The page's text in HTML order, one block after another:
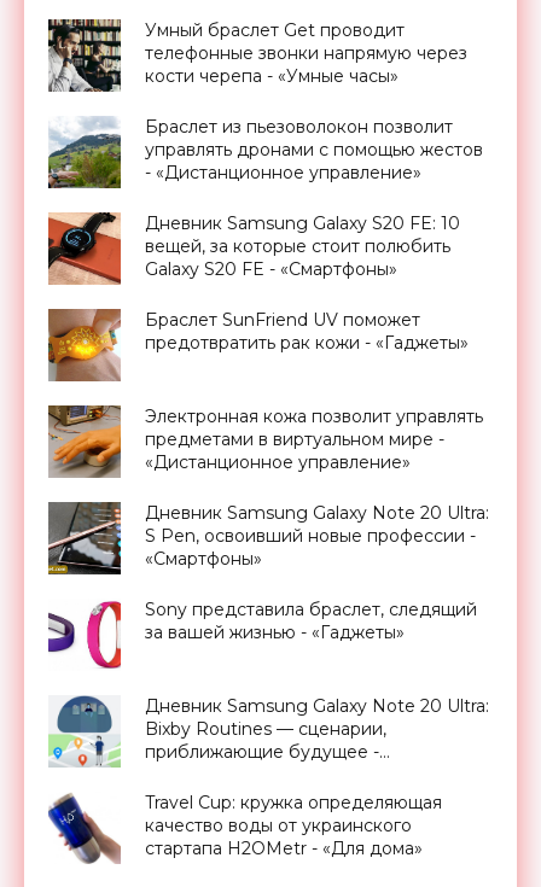
Умный браслет Get проводит
телефонные звонки напрямую через
кости черепа - «Умные часы»
Браслет из пьезоволокон позволит
управлять дронами с помощью жестов
- «Дистанционное управление»
Дневник Samsung Galaxy S20 FE: 10
вещей, за которые стоит полюбить
Galaxy S20 FE - «Смартфоны»
Браслет SunFriend UV поможет
предотвратить рак кожи - «Гаджеты»
Электронная кожа позволит управлять
предметами в виртуальном мире -
«Дистанционное управление»
Дневник Samsung Galaxy Note 20 Ultra:
S Pen, освоивший новые профессии -
«Смартфоны»
Sony представила браслет, следящий
за вашей жизнью - «Гаджеты»
Дневник Samsung Galaxy Note 20 Ultra:
Bixby Routines — сценарии,
приближающие будущее -
Travel Cup: кружка определяющая
качество воды от украинского
стартапа H2OMetr - «Для дома»